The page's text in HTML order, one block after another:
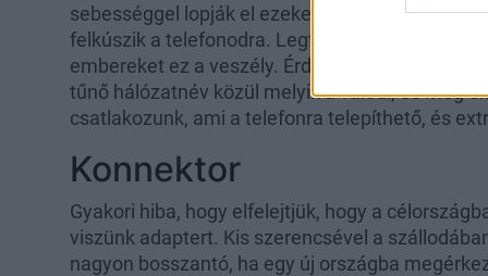
sebességgel lopják el ezeket, miközben egy-
felkúszik a telefonodra. Legtöbbször reptereken
embereket ez a veszély. Érdemes megkérdezni
tűnő hálózatnév közül melyik a valódi, és még
csatlakozunk, ami a telefonra telepíthető, és
Konnektor
Gyakori hiba, hogy elfelejtjük, hogy a
viszünk adaptert. Kis szerencsével a
nagyon bosszantó, ha egy új országba